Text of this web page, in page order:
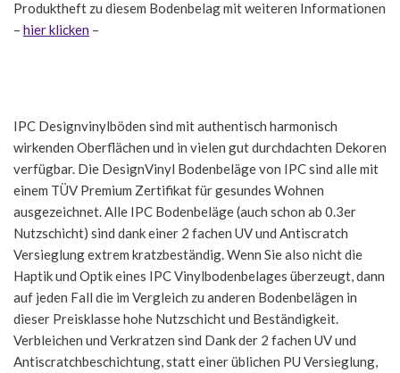
Produktheft zu diesem Bodenbelag mit weiteren Informationen
– hier klicken –
IPC Designvinylböden sind mit authentisch harmonisch
wirkenden Oberflächen und in vielen gut durchdachten Dekoren
verfügbar. Die DesignVinyl Bodenbeläge von IPC sind alle mit
einem TÜV Premium Zertifikat für gesundes Wohnen
ausgezeichnet. Alle IPC Bodenbeläge (auch schon ab 0.3er
Nutzschicht) sind dank einer 2 fachen UV und Antiscratch
Versieglung extrem kratzbeständig. Wenn Sie also nicht die
Haptik und Optik eines IPC Vinylbodenbelages überzeugt, dann
auf jeden Fall die im Vergleich zu anderen Bodenbelägen in
dieser Preisklasse hohe Nutzschicht und Beständigkeit.
Verbleichen und Verkratzen sind Dank der 2 fachen UV und
Antiscratchbeschichtung, statt einer üblichen PU Versieglung,